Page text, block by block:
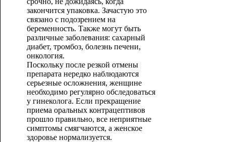
закончится упаковка. Зачастую это
связано с подозрением на
беременность. Также могут быть
различные заболевания: сахарный
диабет, тромбоз, болезнь печени,
онкология.
Поскольку после резкой отмены
препарата нередко наблюдаются
серьезные осложнения, женщине
необходимо регулярно обследоваться
у гинеколога. Если прекращение
приема оральных контрацептивов
прошло правильно, все неприятные
симптомы смягчаются, а женское
здоровье нормализуется.